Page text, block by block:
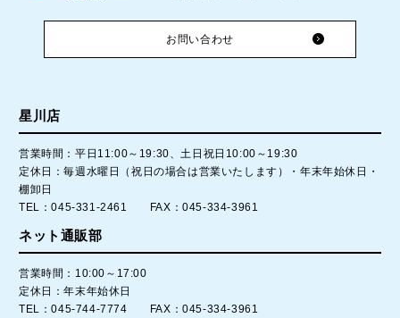
お問い合わせ
星川店
営業時間：平日11:00～19:30、土日祝日10:00～19:30
定休日：毎週水曜日（祝日の場合は営業いたします）・年末年始休日・
棚卸日
TEL：045-331-2461 FAX：045-334-3961
ネット通販部
営業時間：10:00～17:00
定休日：年末年始休日
TEL：045-744-7774 FAX：045-334-3961